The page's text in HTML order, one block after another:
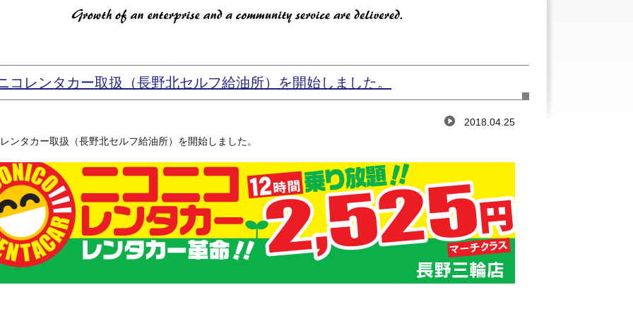
コレンタカー取扱（長野北セルフ給油所）を開始しました。
2018.04.25
ンタカー取扱（長野北セルフ給油所）を開始しました。